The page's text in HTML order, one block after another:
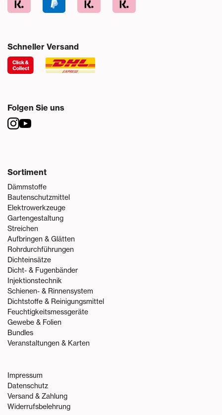
Schneller Versand
Folgen Sie uns
Sortiment
Dämmstoffe
Bautenschutzmittel
Elektrowerkzeuge
Gartengestaltung
Streichen
Aufbringen & Glätten
Rohrdurchführungen
Dichteinsätze
Dicht- & Fugenbänder
Injektionstechnik
Schienen- & Rinnensystem
Dichtstoffe & Reinigungsmittel
Feuchtigkeitsmessgeräte
Gewebe & Folien
Bundles
Veranstaltungen & Karten
Impressum
Datenschutz
Versand & Zahlung
Widerrufsbelehrung